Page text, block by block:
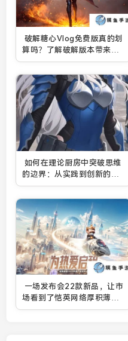
破解糖心Vlog免费版真的划
算吗？了解破解版本带来的
安全隐患与风险
如何在理论厨房中突破思维
的边界：从实践到创新的完
美融合
一场发布会22款新品，让市
场看到了恺英网络厚积薄发
的成果